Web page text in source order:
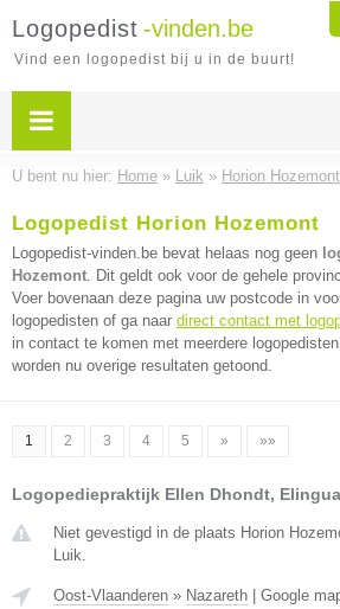
Logopedist -vinden.be
Vind een logopedist bij u in de buurt!
U bent nu hier: Home » Luik » Horion Hozemont
Logopedist Horion Hozemont
Logopedist-vinden.be bevat helaas nog geen
Hozemont. Dit geldt ook voor de gehele
Voer bovenaan deze pagina uw postcode in
logopedisten of ga naar direct contact met
in contact te komen met meerdere
worden nu overige resultaten getoond.
1 2 3 4 5 » »»
Logopediepraktijk Ellen Dhondt, Elingua
Niet gevestigd in de plaats Horion
Luik.
Oost-Vlaanderen » Nazareth Google